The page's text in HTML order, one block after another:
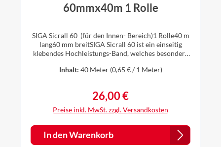
60mmx40m 1 Rolle
SIGA Sicrall 60 (für den Innen- Bereich)1 Rolle40 m
lang60 mm breitSIGA Sicrall 60 ist ein einseitig
klebendes Hochleistungs-Band, welches besonders
Überlappungen im Innenbereich geeignet ist. Auch
luftdicht verklebt werden. Ihre Vorteile: klebt
extrem starkstabiler Trägerspart Zeit bei langen
Überlappungenvon Hand reissbar – spart
Zeitgeeignete Untergründe:HolzHarte
HolzwerkstoffplattenGipsfaserplattenGipskartonpla
ttenMetallHarter Kunststoffgeeignete Bahnen:
Inhalt: 40 Meter (0,65 € / 1 Meter)
Regulärer Preis:
26,00 €
Preise inkl. MwSt. zzgl. Versandkosten
In den Warenkorb